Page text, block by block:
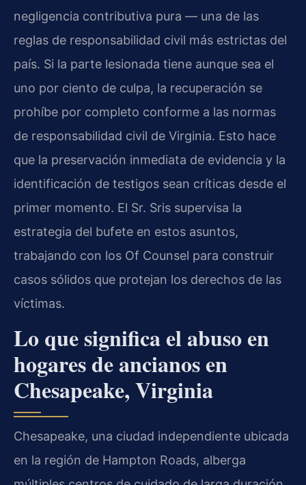
negligencia contributiva pura — una de las
reglas de responsabilidad civil más estrictas del
país. Si la parte lesionada tiene aunque sea el
uno por ciento de culpa, la recuperación se
prohíbe por completo conforme a las normas
de responsabilidad civil de Virginia. Esto hace
que la preservación inmediata de evidencia y la
identificación de testigos sean críticas desde el
primer momento. El Sr. Sris supervisa la
estrategia del bufete en estos asuntos,
trabajando con los Of Counsel para construir
casos sólidos que protejan los derechos de las
víctimas.
Lo que significa el abuso en
hogares de ancianos en
Chesapeake, Virginia
Chesapeake, una ciudad independiente ubicada
en la región de Hampton Roads, alberga